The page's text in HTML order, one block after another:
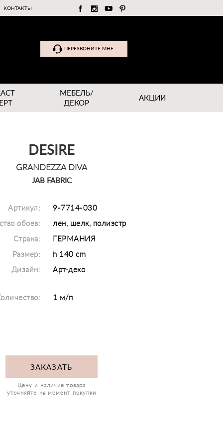
КОНТАКТЫ
ПЕРЕЗВОНИТЕ МНЕ
МЕБЕЛЬ/
ДЕКОР
АКЦИИ
DESIRE
GRANDEZZA DIVA
JAB FABRIC
Артикул: 9-7714-030
обоев: лен, шелк, полиэстр
Страна: ГЕРМАНИЯ
Размер: h 140 cm
Дизайн: Арт-деко
1 м/п
ЗАКАЗАТЬ
Цену и наличие товара
уточняйте на момент покупки